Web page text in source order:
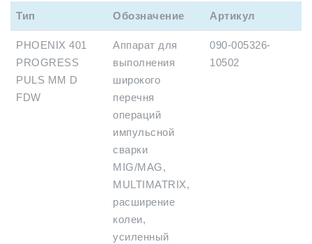
Тип Обозначение Артикул
PHOENIX 401
PROGRESS
PULS MM D
FDW
Аппарат для
выполнения
широкого
перечня
операций
импульсной
сварки
MIG/MAG,
MULTIMATRIX,
расширение
колеи,
усиленный
090-005326-
10502